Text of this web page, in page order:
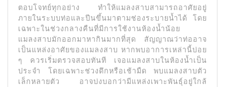
ตอบโจทย์ทุกอย่าง ทำให้แมลงสาบสามารถอาศัยอยู่
ภายในระบบท่อและปีนขึ้นมาตามช่องระบายน้ำได้ โดย
เฉพาะในช่วงกลางคืนที่มีการใช้งานห้องน้ำน้อย
แมลงสาบมักออกมาหากินมากที่สุด สัญญาณว่าท่ออาจ
เป็นแหล่งอาศัยของแมลงสาบ หากพบอาการเหล่านี้บ่อย
ๆ ควรเริ่มตรวจสอบทันที เจอแมลงสาบในห้องน้ำเป็น
ประจำ โดยเฉพาะช่วงดึกหรือเช้ามืด พบแมลงสาบตัว
เล็กหลายตัว อาจบ่งบอกว่ามีแหล่งเพาะพันธุ์อยู่ใกล้